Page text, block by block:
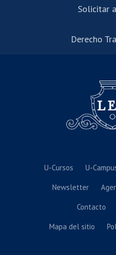
Solicitar
Derecho
U-Cursos U-
Newsletter
Contacto
Mapa del sitio